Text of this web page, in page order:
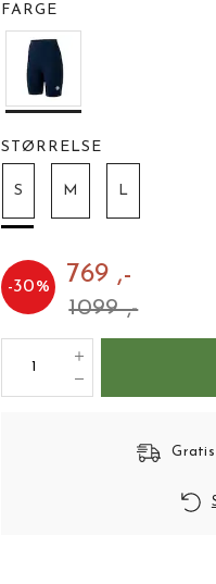
FARGE
STØRRELSE
S M L
-30% 769 ,-
1099 ,-
Gratis